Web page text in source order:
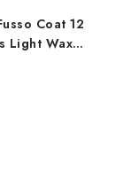
Coat 12
Light Wax